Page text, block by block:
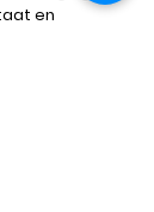
en